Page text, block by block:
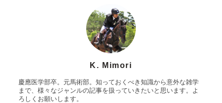
K. Mimori
慶應医学部卒。元馬術部。知っておくべき知識から意外な雑学
まで、様々なジャンルの記事を扱っていきたいと思います。よ
ろしくお願いします。